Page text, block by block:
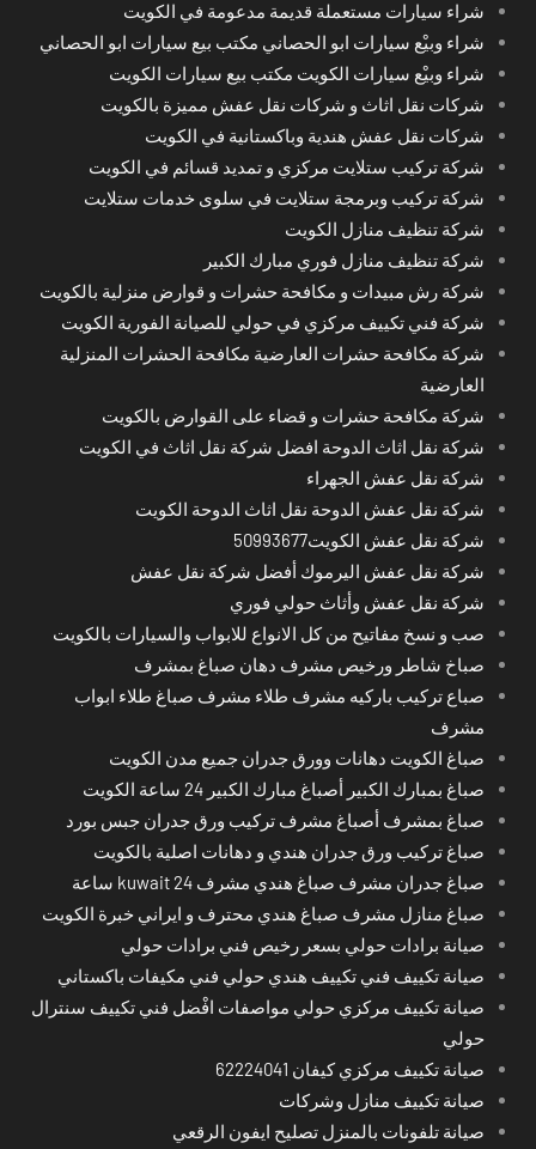
شراء سيارات مستعملة قديمة مدعومة في الكويت
شراء وبيْع سيارات ابو الحصاني مكتب بيع سيارات ابو الحصاني
شراء وبيْع سيارات الكويت مكتب بيع سيارات الكويت
شركات نقل اثاث و شركات نقل عفش مميزة بالكويت
شركات نقل عفش هندية وباكستانية في الكويت
شركة تركيب ستلايت مركزي و تمديد قسائم في الكويت
شركة تركيب وبرمجة ستلايت في سلوى خدمات ستلايت
شركة تنظيف منازل الكويت
شركة تنظيف منازل فوري مبارك الكبير
شركة رش مبيدات و مكافحة حشرات و قوارض منزلية بالكويت
شركة فني تكييف مركزي في حولي للصيانة الفورية الكويت
شركة مكافحة حشرات العارضية مكافحة الحشرات المنزلية
العارضية
شركة مكافحة حشرات و قضاء على القوارض بالكويت
شركة نقل اثاث الدوحة افضل شركة نقل اثاث في الكويت
شركة نقل عفش الجهراء
شركة نقل عفش الدوحة نقل اثاث الدوحة الكويت
شركة نقل عفش الكويت50993677
شركة نقل عفش اليرموك أفضل شركة نقل عفش
شركة نقل عفش وأثاث حولي فوري
صب و نسخ مفاتيح من كل الانواع للابواب والسيارات بالكويت
صباخ شاطر ورخيص مشرف دهان صباغ بمشرف
صباع تركيب باركيه مشرف طلاء مشرف صباغ طلاء ابواب
مشرف
صباغ الكويت دهانات وورق جدران جميع مدن الكويت
صباغ بمبارك الكبير أصباغ مبارك الكبير 24 ساعة الكويت
صباغ بمشرف أصباغ مشرف تركيب ورق جدران جبس بورد
صباغ تركيب ورق جدران هندي و دهانات اصلية بالكويت
صباغ جدران مشرف صباغ هندي مشرف kuwait 24 ساعة
صباغ منازل مشرف صباغ هندي محترف و ايراني خبرة الكويت
صيانة برادات حولي بسعر رخيص فني برادات حولي
صيانة تكييف فني تكييف هندي حولي فني مكيفات باكستاني
صيانة تكييف مركزي حولي مواصفات افْضل فني تكييف سنترال
حولي
صيانة تكييف مركزي كيفان 62224041
صيانة تكييف منازل وشركات
صيانة تلفونات بالمنزل تصليح ايفون الرقعي